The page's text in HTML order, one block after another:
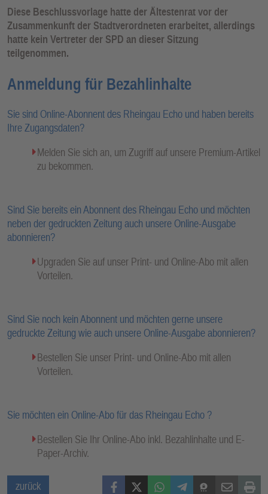
Diese Beschlussvorlage hatte der Ältestenrat vor der
Zusammenkunft der Stadtverordneten erarbeitet, allerdings
hatte kein Vertreter der SPD an dieser Sitzung
teilgenommen.
Anmeldung für Bezahlinhalte
Sie sind Online-Abonnent des Rheingau Echo und haben bereits
Ihre Zugangsdaten?
Melden Sie sich an, um Zugriff auf unsere Premium-Artikel
zu bekommen.
Sind Sie bereits ein Abonnent des Rheingau Echo und möchten
neben der gedruckten Zeitung auch unsere Online-Ausgabe
abonnieren?
Upgraden Sie auf unser Print- und Online-Abo mit allen
Vorteilen.
Sind Sie noch kein Abonnent und möchten gerne unsere
gedruckte Zeitung wie auch unsere Online-Ausgabe abonnieren?
Bestellen Sie unser Print- und Online-Abo mit allen
Vorteilen.
Sie möchten ein Online-Abo für das Rheingau Echo ?
Bestellen Sie Ihr Online-Abo inkl. Bezahlinhalte und E-
Paper-Archiv.
zurück FacebookX (Twitter)WhatsAppTelegramThreemaMail Print